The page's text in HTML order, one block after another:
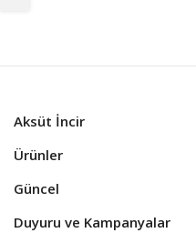
Aksüt İncir
Ürünler
Güncel
Duyuru ve Kampanyalar